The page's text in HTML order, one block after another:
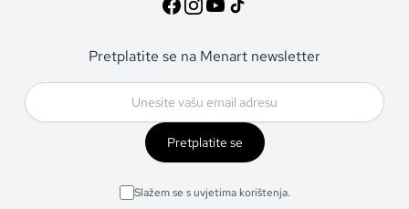
Pretplatite se na Menart newsletter
Pretplatite se
Slažem se s uvjetima korištenja.